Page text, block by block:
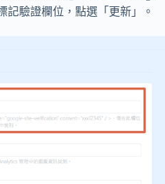
記驗證欄位，點選「更新」。